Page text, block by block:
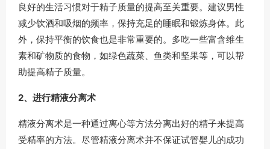
良好的生活习惯对于精子质量的提高至关重要。建议男性
减少饮酒和吸烟的频率，保持充足的睡眠和锻炼身体。此
外，保持平衡的饮食也是非常重要的。多吃一些富含维生
素和矿物质的食物，如绿色蔬菜、鱼类和坚果等，可以帮
助提高精子质量。
2、进行精液分离术
精液分离术是一种通过离心等方法分离出好的精子来提高
受精率的方法。尽管精液分离术并不保证试管婴儿的成功